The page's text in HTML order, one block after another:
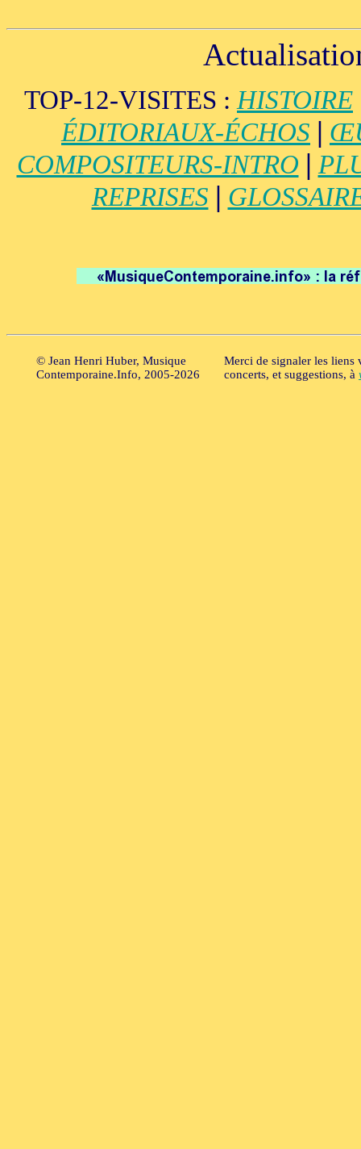
TOP-12-VISITES : HISTOIRE
ÉDITORIAUX-ÉCHOS |
COMPOSITEURS-INTRO |
REPRISES |
© Jean Henri Huber, Musique
Contemporaine.Info, 2005-2026
Merci de signaler les liens
concerts, et suggestions, à